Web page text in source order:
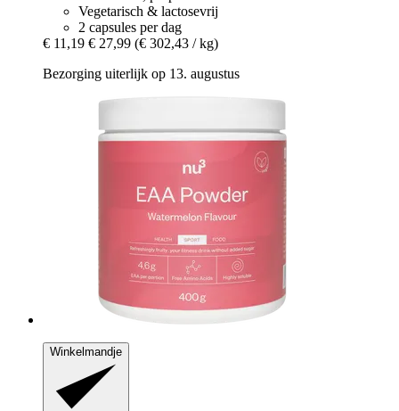
Vegetarisch & lactosevrij
2 capsules per dag
€ 11,19 € 27,99 (€ 302,43 / kg)
Bezorging uiterlijk op 13. augustus
Winkelmandje